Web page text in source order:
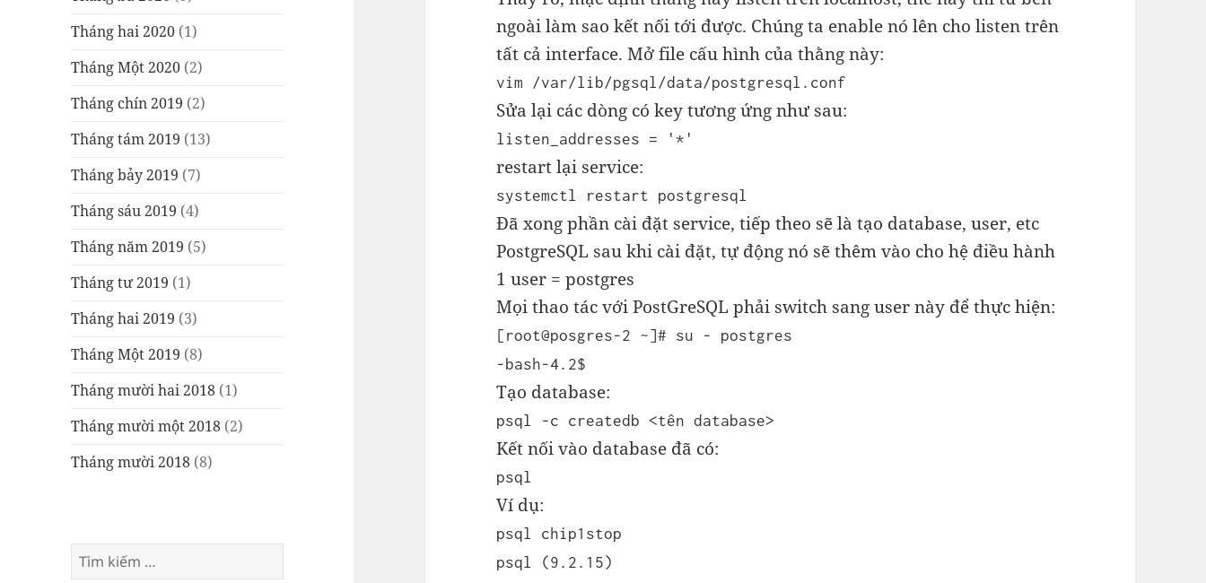
Tháng hai 2020 (1)
Tháng Một 2020 (2)
Tháng chín 2019 (2)
Tháng tám 2019 (13)
Tháng bảy 2019 (7)
Tháng sáu 2019 (4)
Tháng năm 2019 (5)
Tháng tư 2019 (1)
Tháng hai 2019 (3)
Tháng Một 2019 (8)
Tháng mười hai 2018 (1)
Tháng mười một 2018 (2)
Tháng mười 2018 (8)
Tìm
kiếm
ngoài làm sao kết nối tới được. Chúng ta enable nó lên cho listen trên
tất cả interface. Mở file cấu hình của thằng này:
vim /var/lib/pgsql/data/postgresql.conf
Sửa lại các dòng có key tương ứng như sau:
listen_addresses = '*'
restart lại service:
systemctl restart postgresql
Đã xong phần cài đặt service, tiếp theo sẽ là tạo database, user, etc
PostgreSQL sau khi cài đặt, tự động nó sẽ thêm vào cho hệ điều hành
1 user = postgres
Mọi thao tác với PostGreSQL phải switch sang user này để thực hiện:
[root@posgres-2 ~]# su - postgres
-bash-4.2$
Tạo database:
psql -c createdb <tên database>
Kết nối vào database đã có:
psql
Ví dụ:
psql chip1stop
psql (9.2.15)